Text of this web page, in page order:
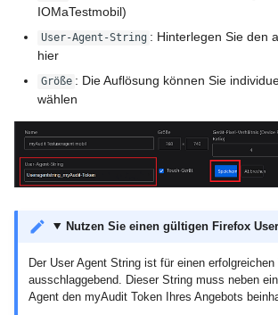
IOMaTestmobil)
User-Agent-String : Hinterlegen Sie den
hier
Größe : Die Auflösung können Sie
wählen
Nutzen Sie einen gültigen Firefox
Der User Agent String ist für einen erfolgreichen
ausschlaggebend. Dieser String muss neben
Agent den myAudit Token Ihres Angebots